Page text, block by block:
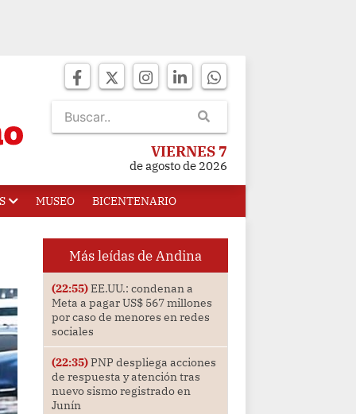
VIERNES 7
de agosto de 2026
MUSEO BICENTENARIO
Más leídas de Andina
(22:55)EE.UU.: condenan a
Meta a pagar US$ 567 millones
por caso de menores en redes
sociales
(22:35)PNP despliega acciones
de respuesta y atención tras
nuevo sismo registrado en
Junín